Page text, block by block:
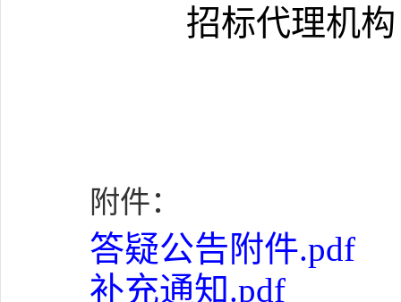
招标代理机
附件：
答疑公告附件.pdf
补充通知.pdf